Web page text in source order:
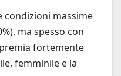
condizioni massime
ma spesso con
fortemente
femminile e la